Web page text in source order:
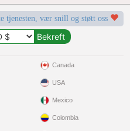
tjenesten, vær snill og støtt oss
Canada
USA
Mexico
Colombia